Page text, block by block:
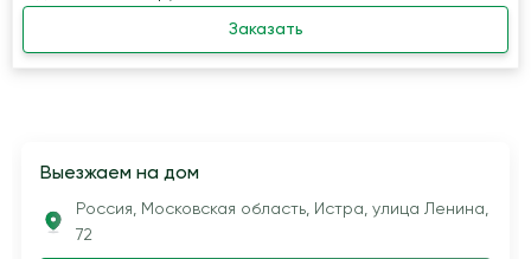
Заказать
Выезжаем на дом
Россия, Московская область, Истра, улица Ленина,
72